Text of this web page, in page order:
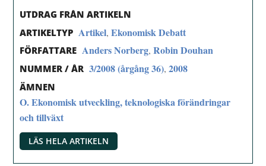
UTDRAG FRÅN ARTIKELN
ARTIKELTYP Artikel,Ekonomisk Debatt
FÖRFATTARE Anders Norberg,Robin Douhan
NUMMER / ÅR 3/2008 (årgång 36),2008
ÄMNEN
O. Ekonomisk utveckling, teknologiska förändringar
och tillväxt
LÄS HELA ARTIKELN